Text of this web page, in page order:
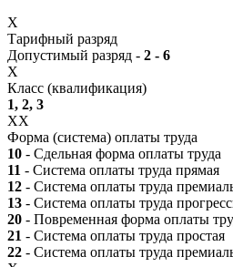
X
Тарифный разряд
Допустимый разряд - 2 - 6
X
Класс (квалификация)
1, 2, 3
XX
Форма (система) оплаты труда
10 - Сдельная форма оплаты труда
11 - Система оплаты труда прямая
12 - Система оплаты труда
13 - Система оплаты труда
20 - Повременная форма оплаты
21 - Система оплаты труда простая
22 - Система оплаты труда